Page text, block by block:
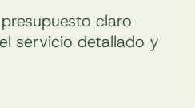
claro
servicio detallado y